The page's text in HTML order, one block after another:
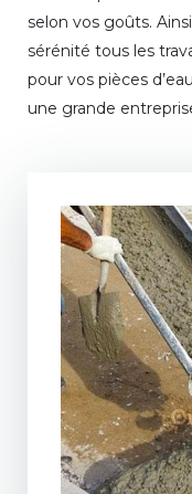
selon vos goûts.
sérénité tous les
pour vos pièces
une grande